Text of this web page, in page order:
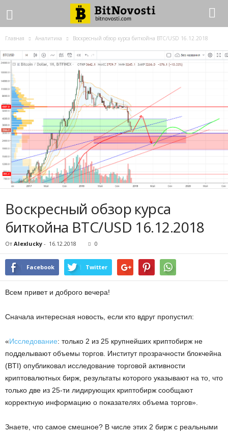
Главная Аналитика Воскресный обзор курса биткойна BTC/USD 16.12.2018
Воскресный обзор курса
биткойна BTC/USD 16.12.2018
От Alexlucky - 16.12.2018 0
Facebook Twitter
Всем привет и доброго вечера!
Сначала интересная новость, если кто вдруг пропустил:
«​Исследование: только 2 из 25 крупнейших криптобирж не
подделывают объемы торгов. Институт прозрачности блокчейна
(BTI) опубликовал исследование торговой активности
криптовалютных бирж, результаты которого указывают на то, что
только две из 25-ти лидирующих криптобирж сообщают
корректную информацию о показателях объема торгов».
Знаете, что самое смешное? В числе этих 2 бирж с реальными